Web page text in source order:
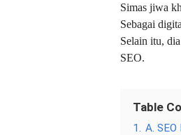
Simas jiwa
Sebagai
Selain itu,
SEO.
Table
1.
A. SEO